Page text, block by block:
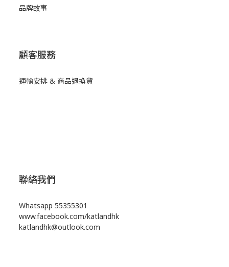
品牌故事
顧客服務
運輸安排 & 商品退換貨
聯絡我們
Whatsapp 55355301
www.facebook.com/katlandhk
katlandhk@outlook.com